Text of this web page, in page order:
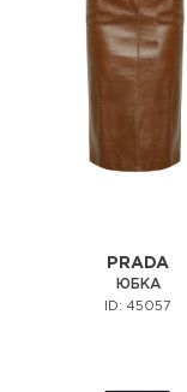
PRADA
ЮБКА
ID: 45057